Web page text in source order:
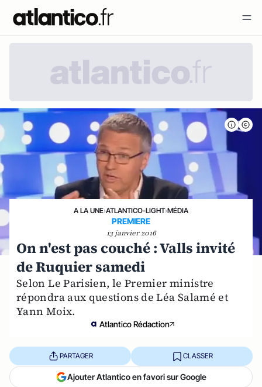
A LA UNE›ATLANTICO-LIGHT›MÉDIA
PREMIERE
13 janvier 2016
On n'est pas couché : Valls invité
de Ruquier samedi
Selon Le Parisien, le Premier ministre
répondra aux questions de Léa Salamé et
Yann Moix.
Atlantico Rédaction
PARTAGER CLASSER
Ajouter Atlantico en favori sur Google